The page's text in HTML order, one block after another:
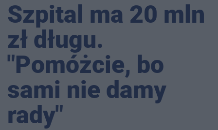
Szpital ma 20 mln
zł długu.
"Pomóżcie, bo
sami nie damy
rady"